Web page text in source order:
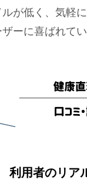
が低く、気軽
ーに喜ばれてい
用者のリア